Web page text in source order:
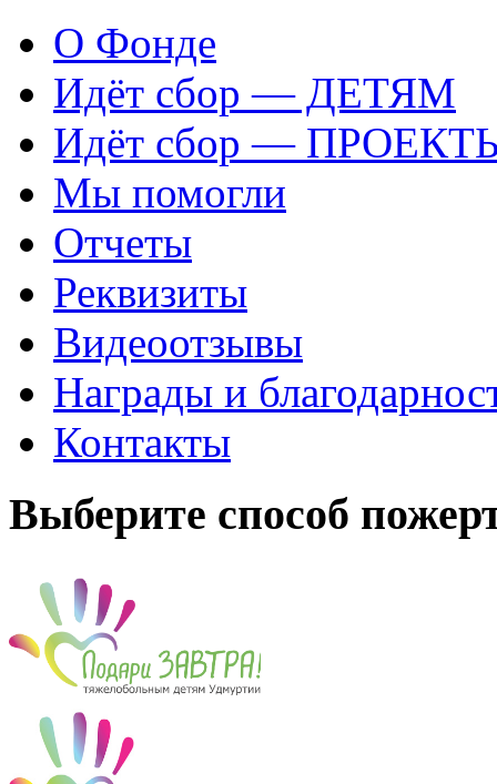
О Фонде
Идёт сбор — ДЕТЯМ
Идёт сбор —
Мы помогли
Отчеты
Реквизиты
Видеоотзывы
Награды и
Контакты
Выберите способ